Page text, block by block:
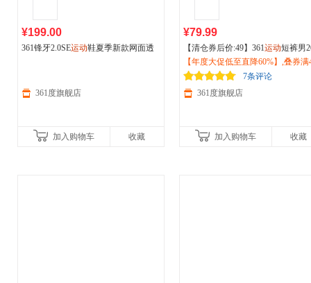
¥199.00
361锋牙2.0SE运动鞋夏季新款网面透
361度旗舰店
加入购物车 收藏
¥79.99
【清仓券后价:49】361运动短裤男
6夏季新款透气速干户外跑步裤子
七分裤男裤552524735
【年度大促低至直降60%】,叠券满
减150/600减230,立即抢购！
7条评论
361度旗舰店
加入购物车 收藏